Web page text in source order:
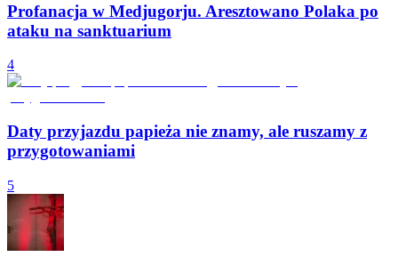
Profanacja w Medjugorju. Aresztowano Polaka po
ataku na sanktuarium
4
Daty przyjazdu papieża nie znamy, ale ruszamy z
przygotowaniami
5